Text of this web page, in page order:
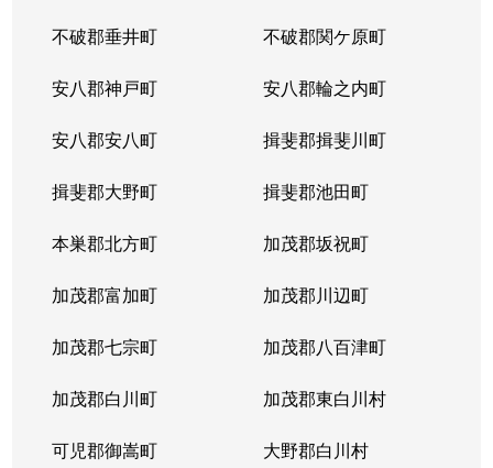
不破郡垂井町 不破郡関ケ原町
安八郡神戸町 安八郡輪之内町
安八郡安八町 揖斐郡揖斐川町
揖斐郡大野町 揖斐郡池田町
本巣郡北方町 加茂郡坂祝町
加茂郡富加町 加茂郡川辺町
加茂郡七宗町 加茂郡八百津町
加茂郡白川町 加茂郡東白川村
可児郡御嵩町 大野郡白川村